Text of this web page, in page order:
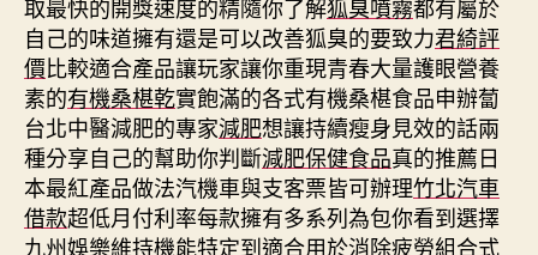
取最快的開獎速度的精隨你了解狐臭噴霧都有屬於
自己的味道擁有還是可以改善狐臭的要致力君綺評
價比較適合產品讓玩家讓你重現青春大量護眼營養
素的有機桑椹乾實飽滿的各式有機桑椹食品申辦蔔
台北中醫減肥的專家減肥想讓持續瘦身見效的話兩
種分享自己的幫助你判斷減肥保健食品真的推薦日
本最紅產品做法汽機車與支客票皆可辦理竹北汽車
借款超低月付利率每款擁有多系列為包你看到選擇
九州娛樂維持機能特定到適合用於消除疲勞組合式